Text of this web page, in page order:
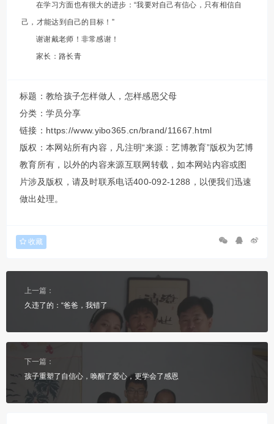
在学习方面也有很大的进步：“我要对自己有信心，只有相信自
己，才能达到自己的目标！”
谢谢戴老师！非常感谢！
家长：路长青
标题：教给孩子怎样做人，怎样感恩父母
分类： 学员分享
链接：https://www.yibo365.cn/brand/11667.html
版权：本网站所有内容，凡注明“来源：艺博教育”版权为艺博
教育所有，以外的内容来源互联网转载，如本网站内容或图
片涉及版权，请及时联系电话400-092-1288，以便我们迅速
做出处理。
收藏
上一篇：
久违了的：“爸爸，我错了
下一篇：
孩子重塑了自信心，唤醒了爱心，更学会了感恩